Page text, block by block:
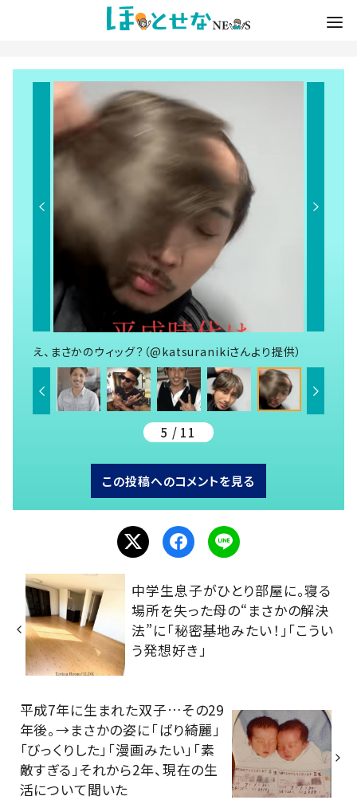
え、まさかのウィッグ？（@katsuranikiさんより提供）
5 / 11
この投稿へのコメントを見る
中学生息子がひとり部屋に。寝る
場所を失った母の“まさかの解決
法”に「秘密基地みたい！」「こうい
う発想好き」
平成7年に生まれた双子…その29
年後。→まさかの姿に「ばり綺麗」
「びっくりした」「漫画みたい」「素
敵すぎる」それから2年、現在の生
活について聞いた